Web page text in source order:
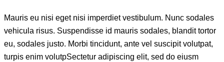
Mauris eu nisi eget nisi imperdiet vestibulum. Nunc sodales
vehicula risus. Suspendisse id mauris sodales, blandit tortor
eu, sodales justo. Morbi tincidunt, ante vel suscipit volutpat,
turpis enim volutpSectetur adipiscing elit, sed do eiusm